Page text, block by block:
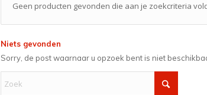
Geen producten gevonden die aan je zoekcriteria
Niets gevonden
Sorry, de post waarnaar u opzoek bent is niet